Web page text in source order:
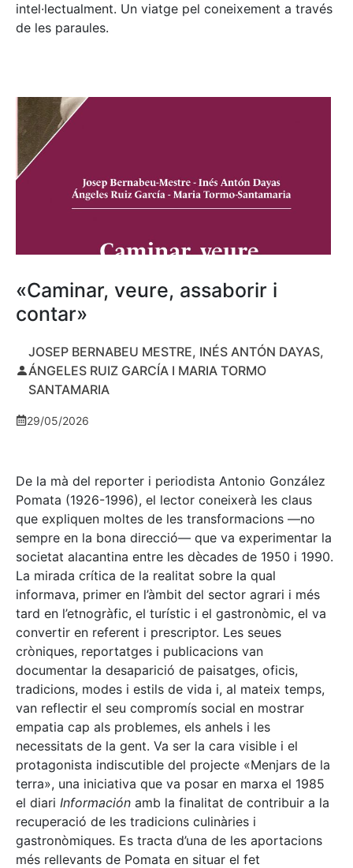
intel·lectualment. Un viatge pel coneixement a través
de les paraules.
«Caminar, veure, assaborir i
contar»
JOSEP BERNABEU MESTRE, INÉS ANTÓN DAYAS,
ÁNGELES RUIZ GARCÍA I MARIA TORMO
SANTAMARIA
29/05/2026
De la mà del reporter i periodista Antonio González
Pomata (1926-1996), el lector coneixerà les claus
que expliquen moltes de les transformacions —no
sempre en la bona direcció— que va experimentar la
societat alacantina entre les dècades de 1950 i 1990.
La mirada crítica de la realitat sobre la qual
informava, primer en l’àmbit del sector agrari i més
tard en l’etnogràfic, el turístic i el gastronòmic, el va
convertir en referent i prescriptor. Les seues
cròniques, reportatges i publicacions van
documentar la desaparició de paisatges, oficis,
tradicions, modes i estils de vida i, al mateix temps,
van reflectir el seu compromís social en mostrar
empatia cap als problemes, els anhels i les
necessitats de la gent. Va ser la cara visible i el
protagonista indiscutible del projecte «Menjars de la
terra», una iniciativa que va posar en marxa el 1985
el diari Información amb la finalitat de contribuir a la
recuperació de les tradicions culinàries i
gastronòmiques. Es tracta d’una de les aportacions
més rellevants de Pomata en situar el fet